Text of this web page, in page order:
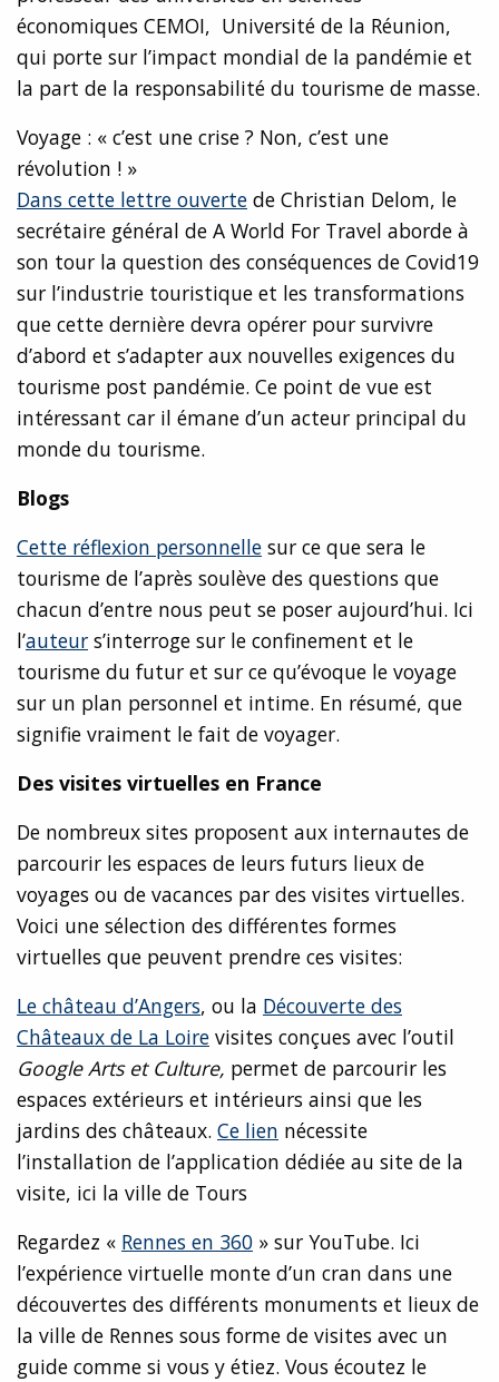
économiques CEMOI, Université de la Réunion,
qui porte sur l’impact mondial de la pandémie et
la part de la responsabilité du tourisme de masse.
Voyage : « c’est une crise ? Non, c’est une
révolution ! »
Dans cette lettre ouverte de Christian Delom, le
secrétaire général de A World For Travel aborde à
son tour la question des conséquences de Covid19
sur l’industrie touristique et les transformations
que cette dernière devra opérer pour survivre
d’abord et s’adapter aux nouvelles exigences du
tourisme post pandémie. Ce point de vue est
intéressant car il émane d’un acteur principal du
monde du tourisme.
Blogs
Cette réflexion personnelle sur ce que sera le
tourisme de l’après soulève des questions que
chacun d’entre nous peut se poser aujourd’hui. Ici
l’auteur s’interroge sur le confinement et le
tourisme du futur et sur ce qu’évoque le voyage
sur un plan personnel et intime. En résumé, que
signifie vraiment le fait de voyager.
Des visites virtuelles en France
De nombreux sites proposent aux internautes de
parcourir les espaces de leurs futurs lieux de
voyages ou de vacances par des visites virtuelles.
Voici une sélection des différentes formes
virtuelles que peuvent prendre ces visites:
Le château d’Angers, ou la Découverte des
Châteaux de La Loire visites conçues avec l’outil
Google Arts et Culture, permet de parcourir les
espaces extérieurs et intérieurs ainsi que les
jardins des châteaux. Ce lien nécessite
l’installation de l’application dédiée au site de la
visite, ici la ville de Tours
Regardez « Rennes en 360 » sur YouTube. Ici
l’expérience virtuelle monte d’un cran dans une
découvertes des différents monuments et lieux de
la ville de Rennes sous forme de visites avec un
guide comme si vous y étiez. Vous écoutez le